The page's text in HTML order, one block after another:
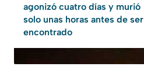
agonizó cuatro días y murió
solo unas horas antes de ser
encontrado